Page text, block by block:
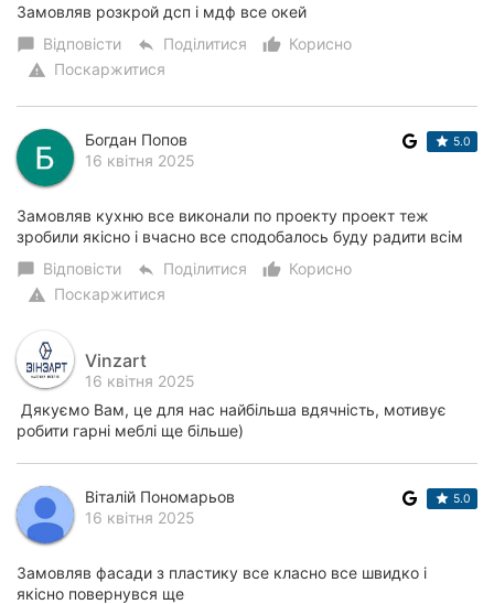
Замовляв розкрой дсп і мдф все окей
chat_bubble Відповісти reply Поділитися thumb_up_alt
Корисно
warning Поскаржитися
Богдан Попов
16 квітня 2025
5.0
Замовляв кухню все виконали по проекту проект теж
зробили якісно і вчасно все сподобалось буду радити всім
chat_bubble Відповісти reply Поділитися thumb_up_alt
Корисно
warning Поскаржитися
Vinzart
16 квітня 2025
Дякуємо Вам, це для нас найбільша вдячність, мотивує
робити гарні меблі ще більше)
Віталій Пономарьов
16 квітня 2025
5.0
Замовляв фасади з пластику все класно все швидко і
якісно повернувся ще